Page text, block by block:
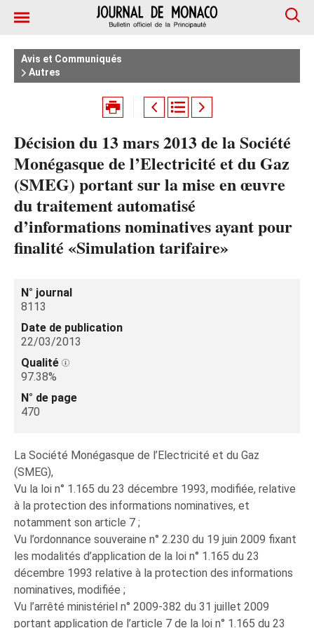
Avis et Communiqués
Autres
Décision du 13 mars 2013 de la Société
Monégasque de l’Electricité et du Gaz
(SMEG) portant sur la mise en œuvre
du traitement automatisé
d’informations nominatives ayant pour
finalité «Simulation tarifaire»
N° journal
8113
Date de publication
22/03/2013
Qualité
97.38%
N° de page
470
La Société Monégasque de l’Electricité et du Gaz
(SMEG),
Vu la loi n° 1.165 du 23 décembre 1993, modifiée, relative
à la protection des informations nominatives, et
notamment son article 7 ;
Vu l’ordonnance souveraine n° 2.230 du 19 juin 2009 fixant
les modalités d’application de la loi n° 1.165 du 23
décembre 1993 relative à la protection des informations
nominatives, modifiée ;
Vu l’arrêté ministériel n° 2009-382 du 31 juillet 2009
portant application de l’article 7 de la loi n° 1.165 du 23